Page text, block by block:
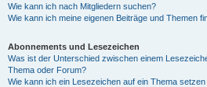
Wie kann ich nach Mitgliedern suchen?
Wie kann ich meine eigenen Beiträge und Themen
Abonnements und Lesezeichen
Was ist der Unterschied zwischen einem
Thema oder Forum?
Wie kann ich ein Lesezeichen auf ein Thema